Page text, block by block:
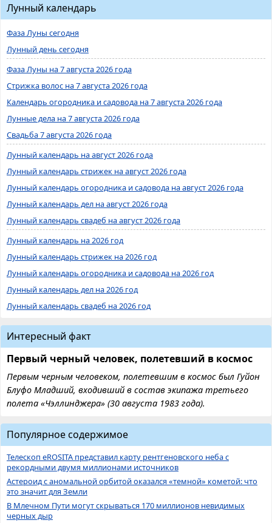
Лунный календарь
Фаза Луны сегодня
Лунный день сегодня
Фаза Луны на 7 августа 2026 года
Стрижка волос на 7 августа 2026 года
Календарь огородника и садовода на 7 августа 2026 года
Лунные дела на 7 августа 2026 года
Свадьба 7 августа 2026 года
Лунный календарь на август 2026 года
Лунный календарь стрижек на август 2026 года
Лунный календарь огородника и садовода на август 2026 года
Лунный календарь дел на август 2026 года
Лунный календарь свадеб на август 2026 года
Лунный календарь на 2026 год
Лунный календарь стрижек на 2026 год
Лунный календарь огородника и садовода на 2026 год
Лунный календарь дел на 2026 год
Лунный календарь свадеб на 2026 год
Интересный факт
Первый черный человек, полетевший в космос
Первым черным человеком, полетевшим в космос был Гуйон
Блуфо Младший, входивший в состав экипажа третьего
полета «Чэллинджера» (30 августа 1983 года).
Популярное содержимое
Телескоп eROSITA представил карту рентгеновского неба с
рекордными двумя миллионами источников
Астероид с аномальной орбитой оказался «темной» кометой: что
это значит для Земли
В Млечном Пути могут скрываться 170 миллионов невидимых
черных дыр